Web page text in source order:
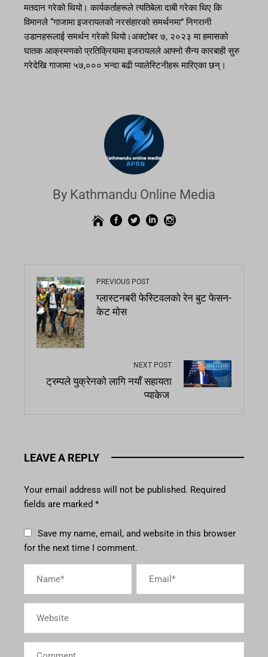
मतदान गरेको थियो। कार्यकर्ताहरूले त्यतिबेला दाबी गरेका थिए कि
विमानले “गाजामा इजरायलको नरसंहारको समर्थनमा” निगरानी
उडानहरूलाई समर्थन गरेको थियो।अक्टोबर ७, २०२३ मा हमासको
घातक आक्रमणको प्रतिक्रियामा इजरायलले आफ्नो सैन्य कारबाही सुरु
गरेदेखि गाजामा ५७,००० भन्दा बढी प्यालेस्टिनीहरू मारिएका छन्।
By Kathmandu Online Media
PREVIOUS POST
ग्लास्टनबरी फेस्टिवलको रेन बुट फेसन-
केट मोस
NEXT POST
ट्रम्पले युक्रेनको लागि नयाँ सहायता
प्याकेज
LEAVE A REPLY
Your email address will not be published. Required
fields are marked *
Save my name, email, and website in this browser
for the next time I comment.